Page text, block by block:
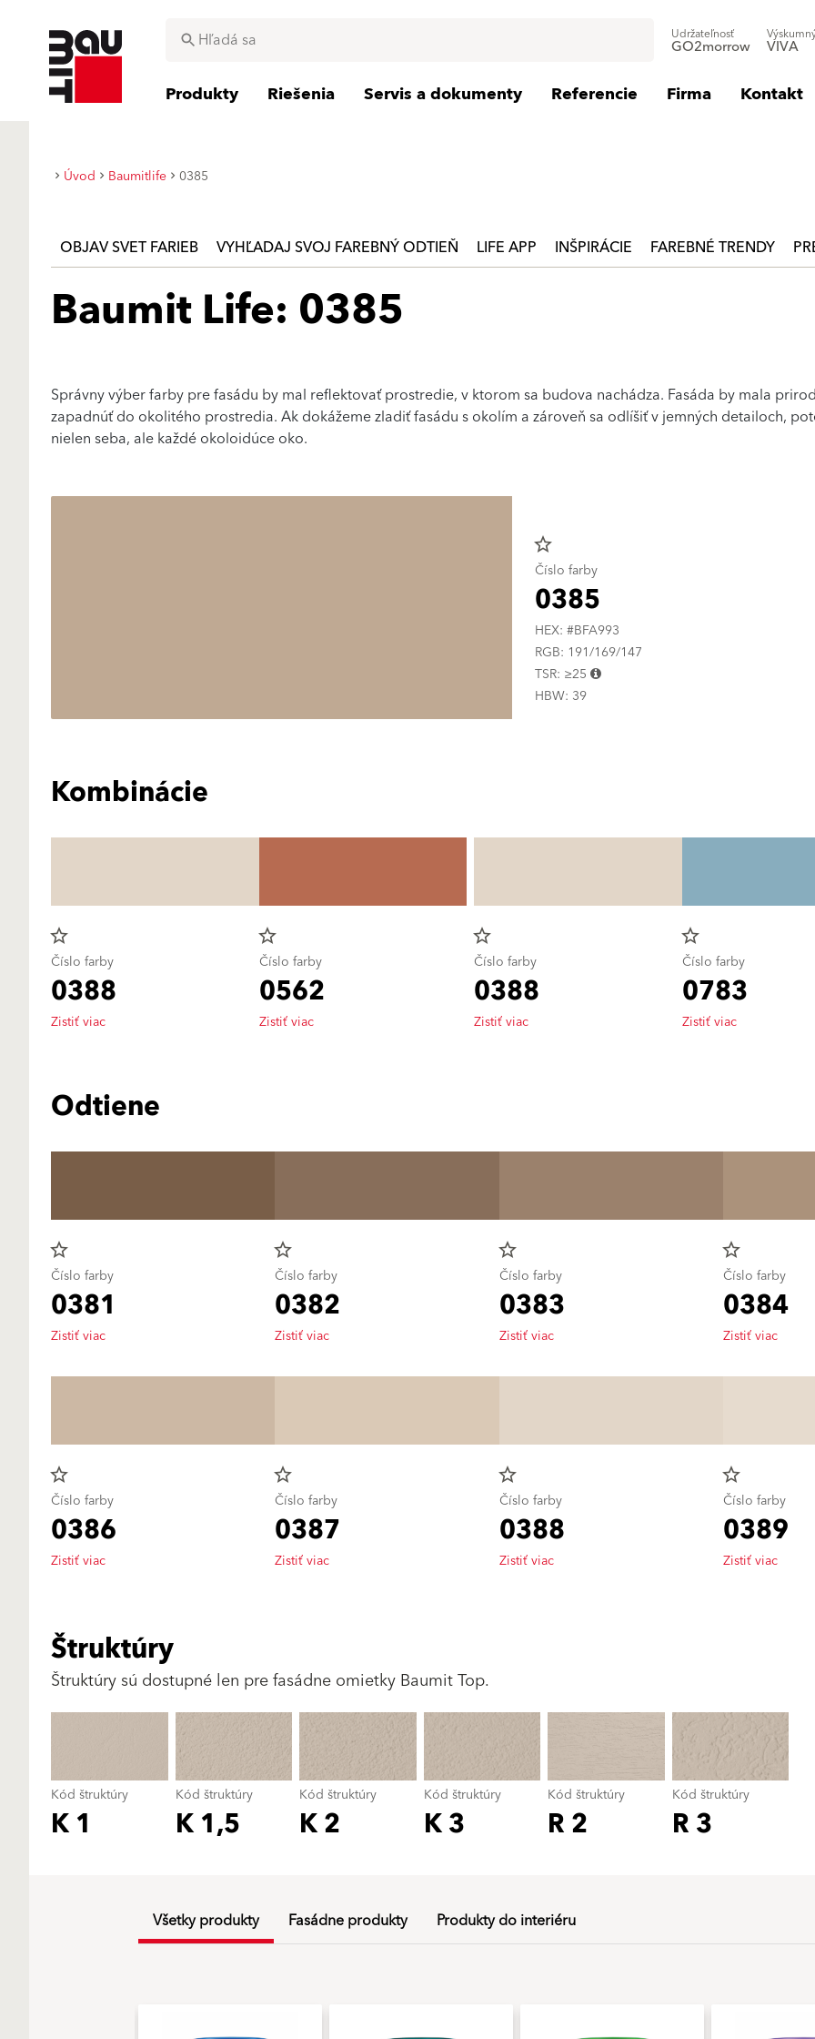
Udržateľnosť
GO2morrow VIVA
Produkty Riešenia Servis a dokumenty Referencie Firma Kontakt
Úvod Baumitlife 0385
OBJAV SVET FARIEB VYHĽADAJ SVOJ FAREBNÝ ODTIEŇ LIFE APP INŠPIRÁCIE FAREBNÉ TRENDY
Baumit Life: 0385
Správny výber farby pre fasádu by mal reflektovať prostredie, v ktorom sa budova nachádza. Fasáda by mala
zapadnúť do okolitého prostredia. Ak dokážeme zladiť fasádu s okolím a zároveň sa odlíšiť v jemných detailoch,
nielen seba, ale každé okoloidúce oko.
star_border
Číslo farby
0385
HEX: #BFA993
RGB: 191/169/147
TSR: ≥25
HBW: 39
Kombinácie
star_border
Číslo farby
0388
Zistiť viac
star_border
Číslo farby
0562
Zistiť viac
star_border
Číslo farby
0388
Zistiť viac
star_border
Číslo farby
0783
Zistiť viac
Odtiene
star_border
Číslo farby
0381
Zistiť viac
star_border
Číslo farby
0382
Zistiť viac
star_border
Číslo farby
0383
Zistiť viac
star_border
Číslo farby
0384
Zistiť viac
star_border
Číslo farby
0386
Zistiť viac
star_border
Číslo farby
0387
Zistiť viac
star_border
Číslo farby
0388
Zistiť viac
star_border
Číslo farby
0389
Zistiť viac
Štruktúry
Štruktúry sú dostupné len pre fasádne omietky Baumit Top.
Kód štruktúry
K 1
Kód štruktúry
K 1,5
Kód štruktúry
K 2
Kód štruktúry
K 3
Kód štruktúry
R 2
Kód štruktúry
R 3
Všetky produkty Fasádne produkty Produkty do interiéru